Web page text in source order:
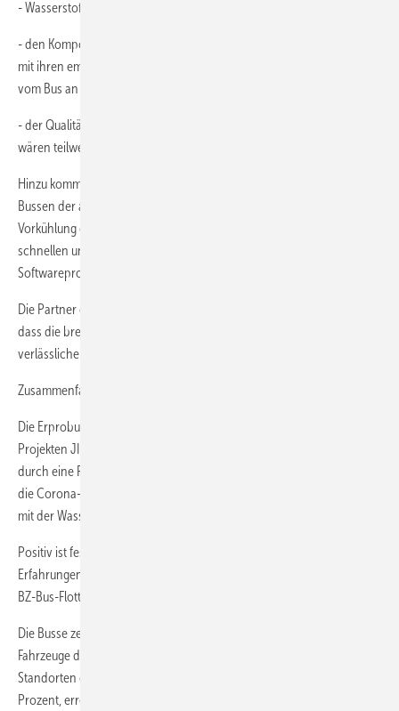
- Wasserstoffkompressoren
- den Komponenten zur Betankung, insbesondere den Füllkupplungen
mit ihren empfindlichen Infrarot-Sensoren zur Datenübertragung
vom Bus an die Tankstelle
- der Qualität bzw. Schnelligkeit des Hersteller-Services, d. h. Ausfälle
wären teilweise vermeidbar gewesen oder dauern unnötig lange.
Hinzu kommen, nach dem Wechsel zu Typ-4-Tanks auf den meisten
Bussen der aktuellen Generation, Herausforderungen bei der
Vorkühlung des Wasserstoffs zur Gewährleistung einer hinreichend
schnellen und vollständigen Befüllung, bedingt durch
Softwareprobleme und fehlende anerkannte Betankungsprotokolle.
Die Partner des JIVE/JIVE 2/MEHRLIN-Konsortiums sehen die Gefahr,
dass die breite Einführung von BZ-Bussen an einem Mangel an
verlässlicher Betankungsinfrastruktur scheitern könnte.
Zusammenfassung
Die Erprobung der BZ-Busse und Wasserstofftankstellen in den
Projekten JIVE, JIVE 2 und MEHRLIN wurde beziehungsweise wird
durch eine Reihe externer Faktoren negativ beeinflusst. Dazu gehören
die Corona-Pandemie, gestiegene Wasserstoffpreise und Probleme
mit der Wasserstoffbelieferung.
Positiv ist festzuhalten, dass einige Standorte sich aufgrund guter
Erfahrungen bereits vor Projektabschluss entschieden haben, ihre
BZ-Bus-Flotte zu erweitern.
Die Busse zeigen insgesamt eine bessere Leistungsfähigkeit als die
Fahrzeuge der Vorgängergeneration, auch wenn bislang nicht an allen
Standorten die Zielwerte, wie eine Verfügbarkeit von mindestens 90
Prozent, erreicht werden. Insbesondere ist die in JIVE/JIVE 2 deutlich